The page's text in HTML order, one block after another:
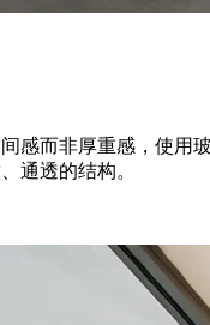
感而非厚重感，使用
通透的结构。